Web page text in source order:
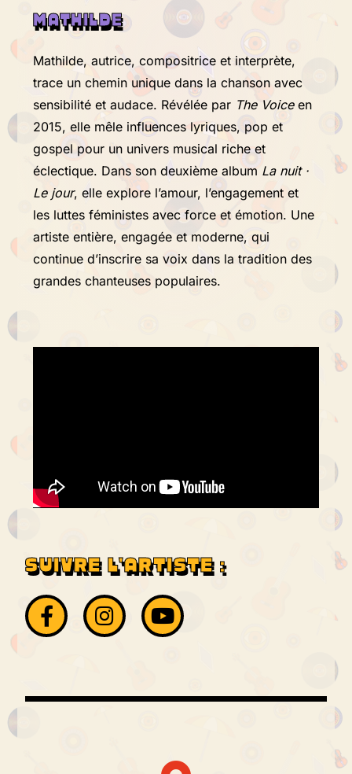
MATHILDE
Mathilde, autrice, compositrice et interprète,
trace un chemin unique dans la chanson avec
sensibilité et audace. Révélée par The Voiceen
2015, elle mêle influences lyriques, pop et
gospel pour un univers musical riche et
éclectique. Dans son deuxième album La nuit ·
Le jour, elle explore l’amour, l’engagement et
les luttes féministes avec force et émotion. Une
artiste entière, engagée et moderne, qui
continue d’inscrire sa voix dans la tradition des
grandes chanteuses populaires.
SUIVRE L'ARTISTE :